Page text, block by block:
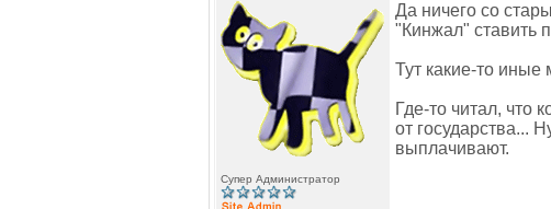
Супер Администратор
Да ничего со
"Кинжал" ставить
Тут какие-то иные
Где-то читал, что
от государства...
выплачивают.